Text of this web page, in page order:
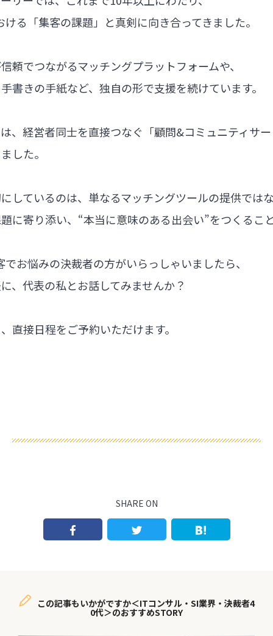
る「集客の課題」と真剣に向き合ってきました。
頼でつながるマッチングプラットフォームや、
書きの手紙など、独自の形で支援を続けています。
、経営者同士を直接つなぐ「顧問&コミュニティサ
した。
しているのは、単なるマッチングツールの提供では
に寄り添い、“本当に意味のある出会い”をつくるこ
お悩みの決裁者の方がいらっしゃいましたら、
、代表の私とお話してみませんか？
直接日程をご予約いただけます。
SHARE ON
この記事もいかがですか＜ITコンサル・SI業界・決裁者4
0代＞のおすすめSTORY